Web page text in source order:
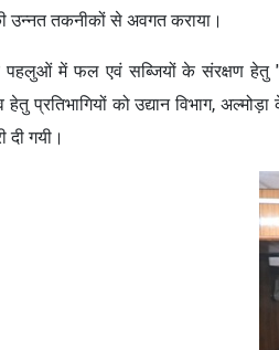
उन्नत तकनीकों से अवगत कराया।
पहलुओं में फल एवं सब्जियों के संरक्षण हेतु
हेतु प्रतिभागियों को उद्यान विभाग,
दी गयी।